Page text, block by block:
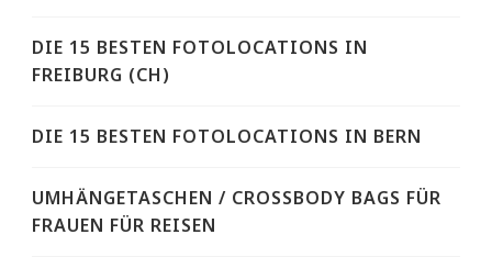
DIE 15 BESTEN FOTOLOCATIONS IN
FREIBURG (CH)
DIE 15 BESTEN FOTOLOCATIONS IN BERN
UMHÄNGETASCHEN / CROSSBODY BAGS FÜR
FRAUEN FÜR REISEN